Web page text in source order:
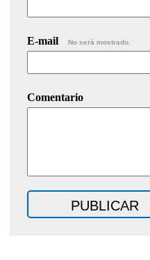
E-mail No será mostrado.
Comentario